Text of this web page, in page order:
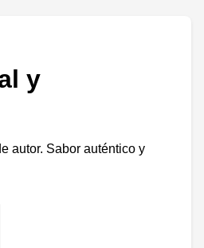
y
autor. Sabor auténtico y